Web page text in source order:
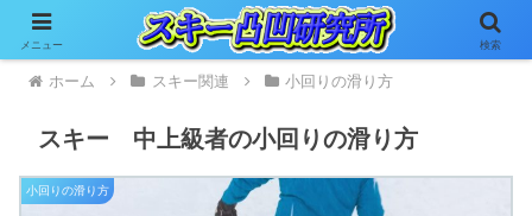
ホーム スキー関連 小回りの滑り方
スキー 中上級者の小回りの滑り方
小回りの滑り方
メニュー 検索